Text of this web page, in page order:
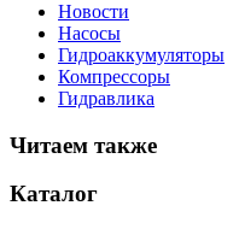
Новости
Насосы
Гидроаккумуляторы
Компрессоры
Гидравлика
Читаем также
Каталог